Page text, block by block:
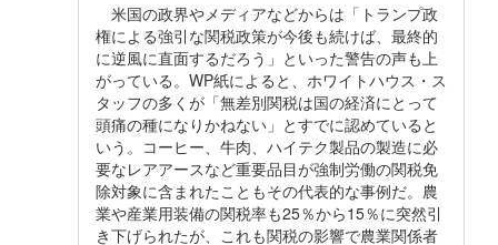
米国の政界やメディアなどからは「トランプ政
権による強引な関税政策が今後も続けば、最終的
に逆風に直面するだろう」といった警告の声も上
がっている。WP紙によると、ホワイトハウス・ス
タッフの多くが「無差別関税は国の経済にとって
頭痛の種になりかねない」とすでに認めていると
いう。コーヒー、牛肉、ハイテク製品の製造に必
要なレアアースなど重要品目が強制労働の関税免
除対象に含まれたこともその代表的な事例だ。農
業や産業用装備の関税率も25％から15％に突然引
き下げられたが、これも関税の影響で農業関係者